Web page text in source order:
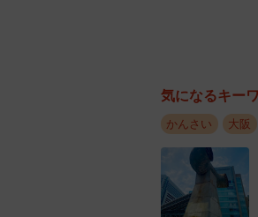
気になるキー
かんさい 大阪